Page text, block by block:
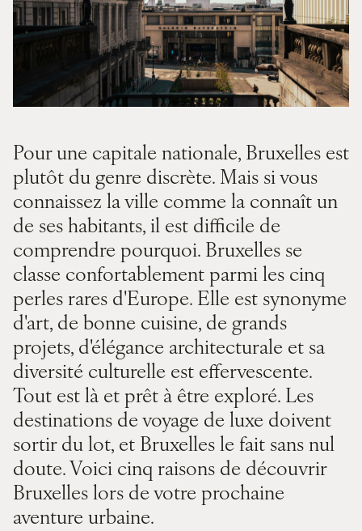
Pour une capitale nationale, Bruxelles est
plutôt du genre discrète. Mais si vous
connaissez la ville comme la connaît un
de ses habitants, il est difficile de
comprendre pourquoi. Bruxelles se
classe confortablement parmi les cinq
perles rares d'Europe. Elle est synonyme
d'art, de bonne cuisine, de grands
projets, d'élégance architecturale et sa
diversité culturelle est effervescente.
Tout est là et prêt à être exploré. Les
destinations de voyage de luxe doivent
sortir du lot, et Bruxelles le fait sans nul
doute. Voici cinq raisons de découvrir
Bruxelles lors de votre prochaine
aventure urbaine.